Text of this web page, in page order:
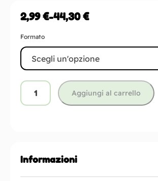
2,99€-44,30€
Formato
Aggiungi al carrello
Informazioni